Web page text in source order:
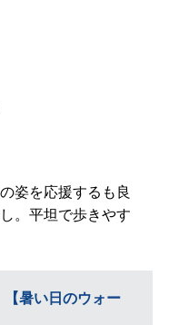
姿を応援するも良
。平坦で歩きやす
暑い日のウォー